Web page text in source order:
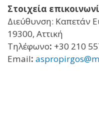
Στοιχεία
Διεύθυνση: Καπετάν
19300, Αττική
Τηλέφωνο: +30 210
Email: